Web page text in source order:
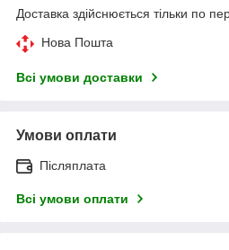
Доставка здійснюється тільки по
Нова Пошта
Всі умови доставки
Умови оплати
Післяплата
Всі умови оплати